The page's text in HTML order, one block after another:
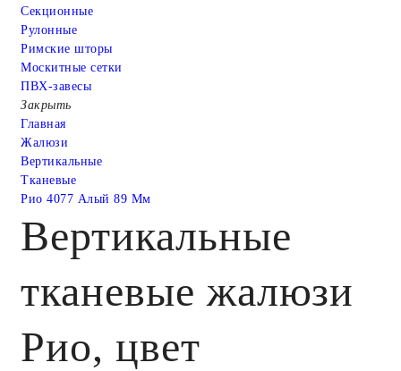
Cекционные
Рулонные
Римские шторы
Москитные сетки
ПВХ-завесы
Закрыть
Главная
Жалюзи
Вертикальные
Тканевые
Рио 4077 Алый 89 Мм
Вертикальные
тканевые жалюзи
Рио, цвет